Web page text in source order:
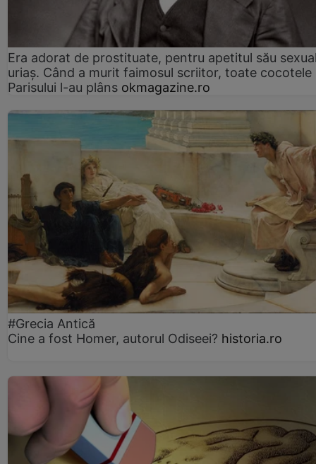
Era adorat de prostituate, pentru apetitul său
uriaș. Când a murit faimosul scriitor, toate cocotele
Parisului l-au plâns okmagazine.ro
#Grecia Antică
Cine a fost Homer, autorul Odiseei? historia.ro